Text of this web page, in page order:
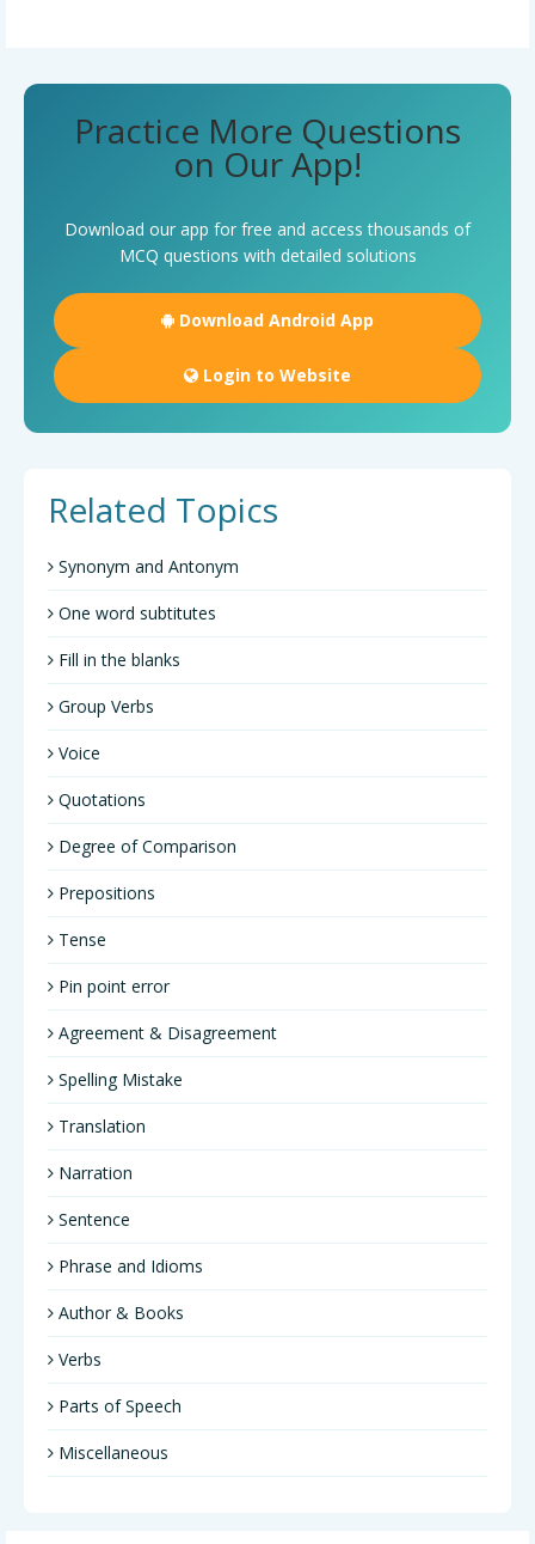
Practice More Questions
on Our App!
Download our app for free and access thousands of
MCQ questions with detailed solutions
Download Android App
Login to Website
Related Topics
Synonym and Antonym
One word subtitutes
Fill in the blanks
Group Verbs
Voice
Quotations
Degree of Comparison
Prepositions
Tense
Pin point error
Agreement & Disagreement
Spelling Mistake
Translation
Narration
Sentence
Phrase and Idioms
Author & Books
Verbs
Parts of Speech
Miscellaneous